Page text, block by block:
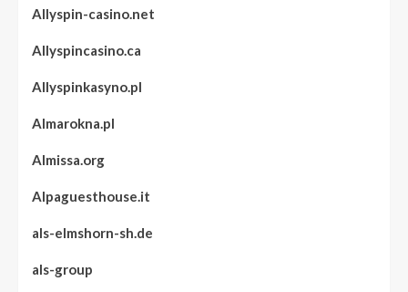
Allyspin-casino.net
Allyspincasino.ca
Allyspinkasyno.pl
Almarokna.pl
Almissa.org
Alpaguesthouse.it
als-elmshorn-sh.de
als-group